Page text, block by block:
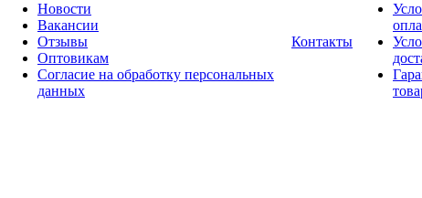
Новости
Вакансии
Отзывы
Оптовикам
Cогласие на обработку персональных
данных
Контакты